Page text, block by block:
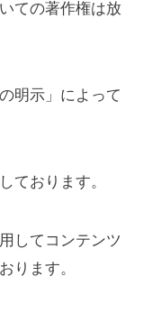
ての著作権は放
明示」によって
ております。
してコンテンツ
ります。